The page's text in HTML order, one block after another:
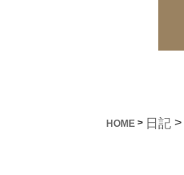
HOME > 日記 >